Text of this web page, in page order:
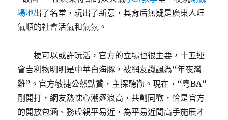
場地出了名堂，玩出了新意，其背后無疑是廣東人旺
氣順的社會活氣和氣氛。
梗可以或許玩活，官方的立場也很主要，十五運
會吉利物明明是中華白海豚，被網友譏諷為“年夜灣
雞”。官方敏捷公然點贊，主探聽勸。現在，“粵BA”
剛開打，網友熱忱心潮逐浪高，共創同歡，恰是官方
的開放包涵、務虛親平易近，為平易近間高手施展才